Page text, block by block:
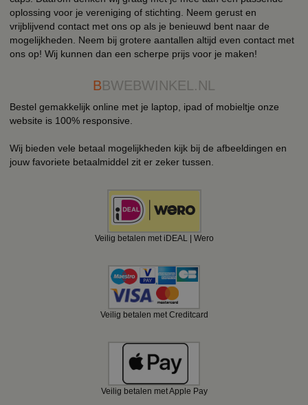
oplossing voor je vereniging of stichting. Neem gerust en
vrijblijvend contact met ons op als je benieuwd bent naar de
mogelijkheden. Neem bij grotere aantallen altijd even contact met
ons op! Wij kunnen dan een scherpe prijs voor je maken!
BBWEBWINKEL.NL
Bestel gemakkelijk online met je laptop, ipad of mobieltje onze
website is 100% responsive.
Wij bieden vele betaal mogelijkheden kijk bij de afbeeldingen en
jouw favoriete betaalmiddel zit er zeker tussen.
Veilig betalen met iDEAL | Wero
Veilig betalen met Creditcard
Veilig betalen met Apple Pay